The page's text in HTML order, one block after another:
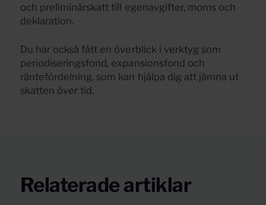
och preliminärskatt till egenavgifter, moms och
deklaration.
Du har också fått en överblick i verktyg som
periodiseringsfond, expansionsfond och
räntefördelning, som kan hjälpa dig att jämna ut
skatten över tid.
Relaterade artiklar